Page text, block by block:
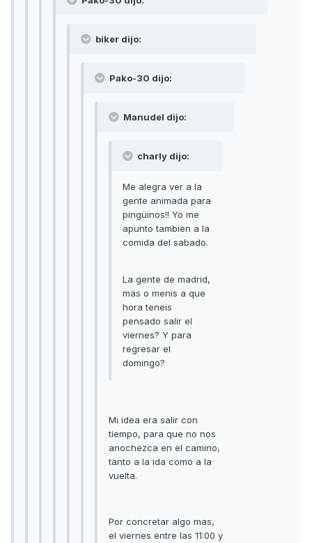
biker dijo:
Pako-30 dijo:
Manudel dijo:
charly dijo:
Me alegra ver a la
gente animada para
pingüinos!! Yo me
apunto tambien a la
comida del sabado.
La gente de madrid,
mas o menis a que
hora teneis
pensado salir el
viernes? Y para
regresar el
domingo?
Mi idea era salir con
tiempo, para que no nos
anochezca en el camino,
tanto a la ida como a la
vuelta.
Por concretar algo mas,
el viernes entre las 11:00 y